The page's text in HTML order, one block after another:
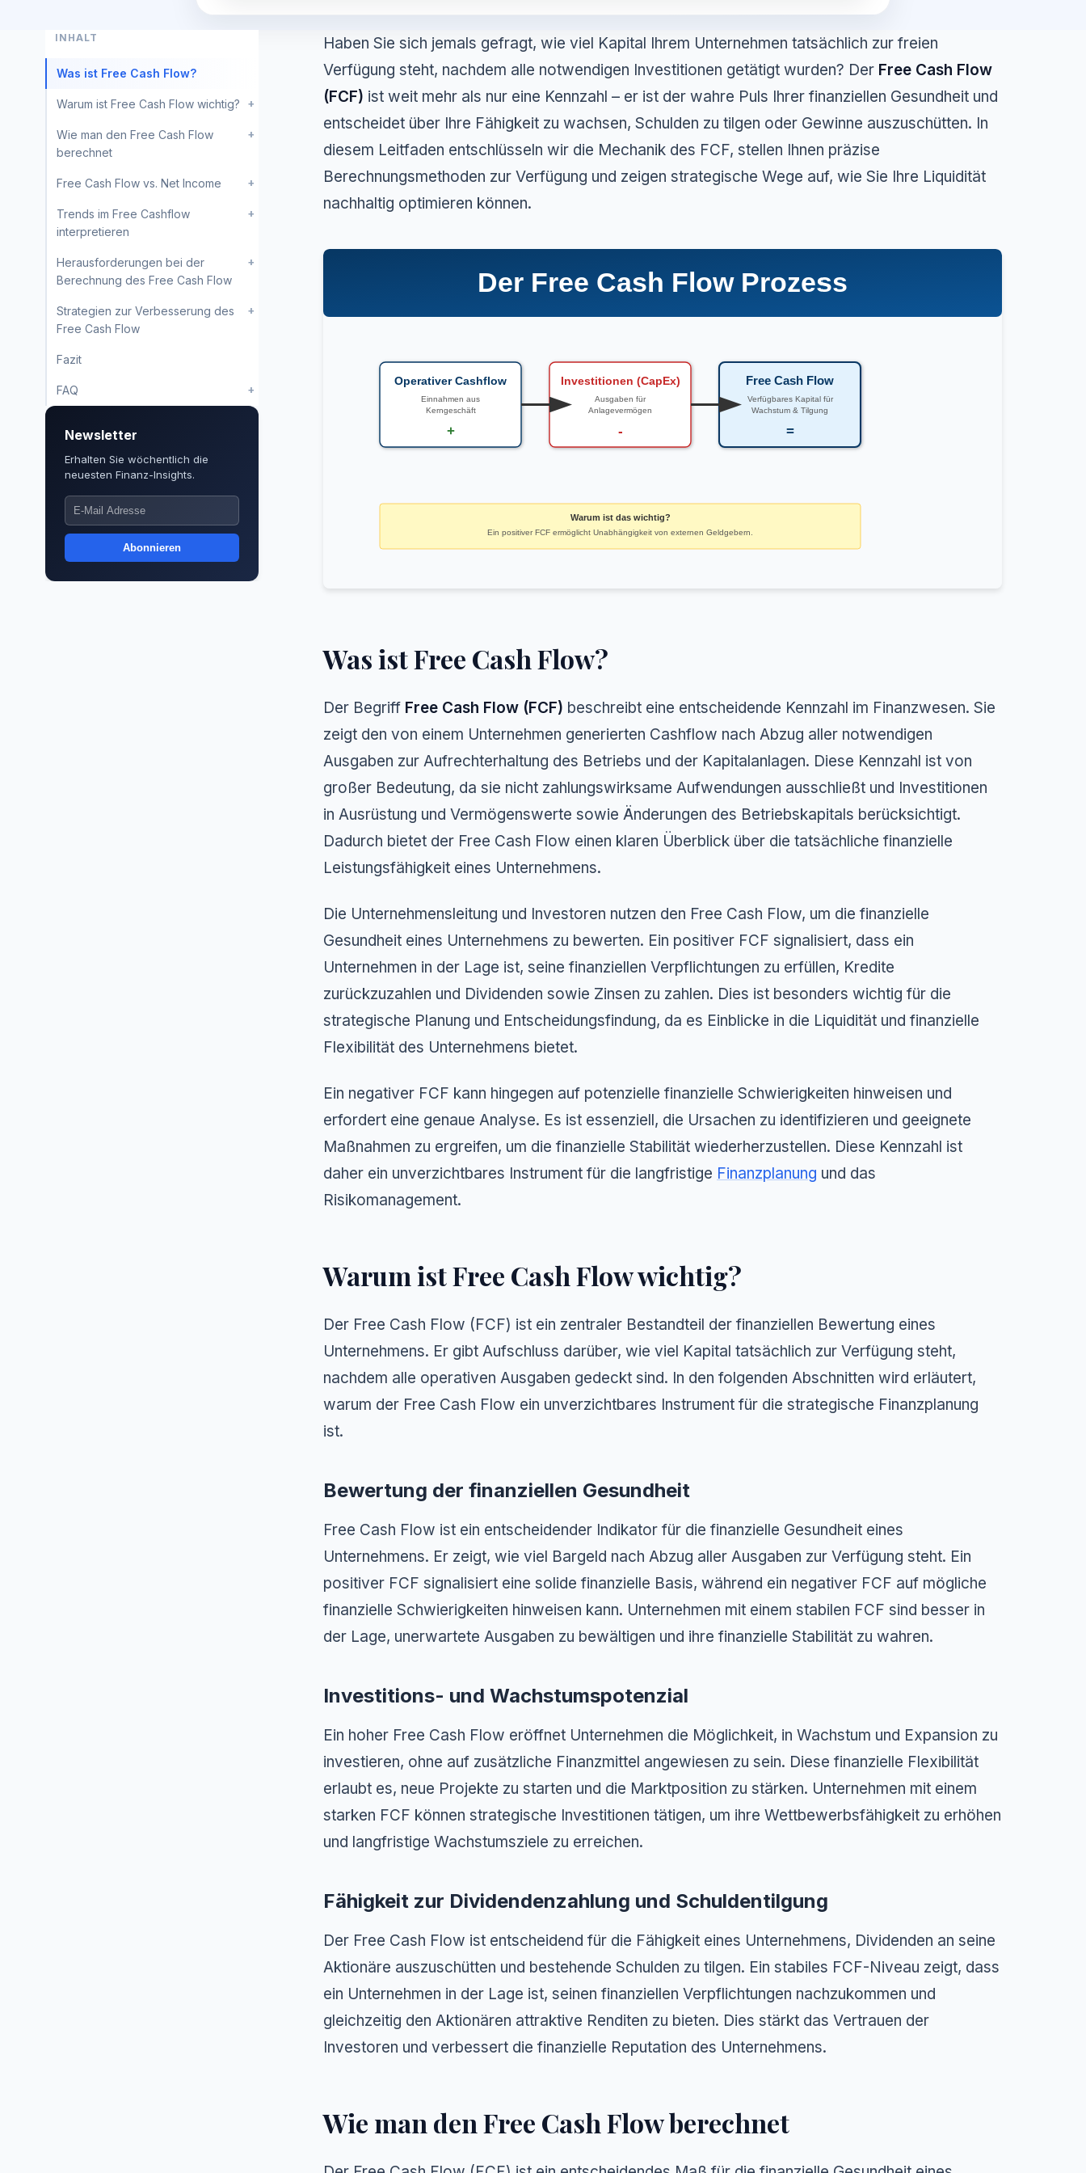
INHALT
Was ist Free Cash Flow?
+
Warum ist Free Cash Flow wichtig?
+
Wie man den Free Cash Flow
berechnet
+
Free Cash Flow vs. Net Income
+
Trends im Free Cashflow
interpretieren
+
Herausforderungen bei der
Berechnung des Free Cash Flow
+
Strategien zur Verbesserung des
Free Cash Flow
Fazit
+
FAQ
Newsletter
Erhalten Sie wöchentlich die
neuesten Finanz-Insights.
Abonnieren
Haben Sie sich jemals gefragt, wie viel Kapital Ihrem Unternehmen tatsächlich zur freien
Verfügung steht, nachdem alle notwendigen Investitionen getätigt wurden? Der Free Cash Flow
(FCF) ist weit mehr als nur eine Kennzahl – er ist der wahre Puls Ihrer finanziellen Gesundheit und
entscheidet über Ihre Fähigkeit zu wachsen, Schulden zu tilgen oder Gewinne auszuschütten. In
diesem Leitfaden entschlüsseln wir die Mechanik des FCF, stellen Ihnen präzise
Berechnungsmethoden zur Verfügung und zeigen strategische Wege auf, wie Sie Ihre Liquidität
nachhaltig optimieren können.
Der Free Cash Flow Prozess
Operativer Cashflow
Einnahmen aus
Kerngeschäft
+
Investitionen (CapEx)
Ausgaben für
Anlagevermögen
-
Free Cash Flow
Verfügbares Kapital für
Wachstum & Tilgung
=
Warum ist das wichtig?
Ein positiver FCF ermöglicht Unabhängigkeit von externen Geldgebern.
Was ist Free Cash Flow?
Der Begriff Free Cash Flow (FCF) beschreibt eine entscheidende Kennzahl im Finanzwesen. Sie
zeigt den von einem Unternehmen generierten Cashflow nach Abzug aller notwendigen
Ausgaben zur Aufrechterhaltung des Betriebs und der Kapitalanlagen. Diese Kennzahl ist von
großer Bedeutung, da sie nicht zahlungswirksame Aufwendungen ausschließt und Investitionen
in Ausrüstung und Vermögenswerte sowie Änderungen des Betriebskapitals berücksichtigt.
Dadurch bietet der Free Cash Flow einen klaren Überblick über die tatsächliche finanzielle
Leistungsfähigkeit eines Unternehmens.
Die Unternehmensleitung und Investoren nutzen den Free Cash Flow, um die finanzielle
Gesundheit eines Unternehmens zu bewerten. Ein positiver FCF signalisiert, dass ein
Unternehmen in der Lage ist, seine finanziellen Verpflichtungen zu erfüllen, Kredite
zurückzuzahlen und Dividenden sowie Zinsen zu zahlen. Dies ist besonders wichtig für die
strategische Planung und Entscheidungsfindung, da es Einblicke in die Liquidität und finanzielle
Flexibilität des Unternehmens bietet.
Ein negativer FCF kann hingegen auf potenzielle finanzielle Schwierigkeiten hinweisen und
erfordert eine genaue Analyse. Es ist essenziell, die Ursachen zu identifizieren und geeignete
Maßnahmen zu ergreifen, um die finanzielle Stabilität wiederherzustellen. Diese Kennzahl ist
daher ein unverzichtbares Instrument für die langfristige Finanzplanung und das
Risikomanagement.
Warum ist Free Cash Flow wichtig?
Der Free Cash Flow (FCF) ist ein zentraler Bestandteil der finanziellen Bewertung eines
Unternehmens. Er gibt Aufschluss darüber, wie viel Kapital tatsächlich zur Verfügung steht,
nachdem alle operativen Ausgaben gedeckt sind. In den folgenden Abschnitten wird erläutert,
warum der Free Cash Flow ein unverzichtbares Instrument für die strategische Finanzplanung
ist.
Bewertung der finanziellen Gesundheit
Free Cash Flow ist ein entscheidender Indikator für die finanzielle Gesundheit eines
Unternehmens. Er zeigt, wie viel Bargeld nach Abzug aller Ausgaben zur Verfügung steht. Ein
positiver FCF signalisiert eine solide finanzielle Basis, während ein negativer FCF auf mögliche
finanzielle Schwierigkeiten hinweisen kann. Unternehmen mit einem stabilen FCF sind besser in
der Lage, unerwartete Ausgaben zu bewältigen und ihre finanzielle Stabilität zu wahren.
Investitions- und Wachstumspotenzial
Ein hoher Free Cash Flow eröffnet Unternehmen die Möglichkeit, in Wachstum und Expansion zu
investieren, ohne auf zusätzliche Finanzmittel angewiesen zu sein. Diese finanzielle Flexibilität
erlaubt es, neue Projekte zu starten und die Marktposition zu stärken. Unternehmen mit einem
starken FCF können strategische Investitionen tätigen, um ihre Wettbewerbsfähigkeit zu erhöhen
und langfristige Wachstumsziele zu erreichen.
Fähigkeit zur Dividendenzahlung und Schuldentilgung
Der Free Cash Flow ist entscheidend für die Fähigkeit eines Unternehmens, Dividenden an seine
Aktionäre auszuschütten und bestehende Schulden zu tilgen. Ein stabiles FCF-Niveau zeigt, dass
ein Unternehmen in der Lage ist, seinen finanziellen Verpflichtungen nachzukommen und
gleichzeitig den Aktionären attraktive Renditen zu bieten. Dies stärkt das Vertrauen der
Investoren und verbessert die finanzielle Reputation des Unternehmens.
Wie man den Free Cash Flow berechnet